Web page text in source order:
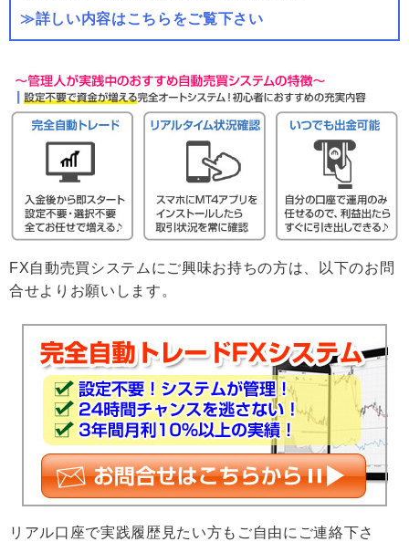
≫詳しい内容はこちらをご覧下さい
FX自動売買システムにご興味お持ちの方は、以下のお問
合せよりお願いします。
リアル口座で実践履歴見たい方もご自由にご連絡下さ